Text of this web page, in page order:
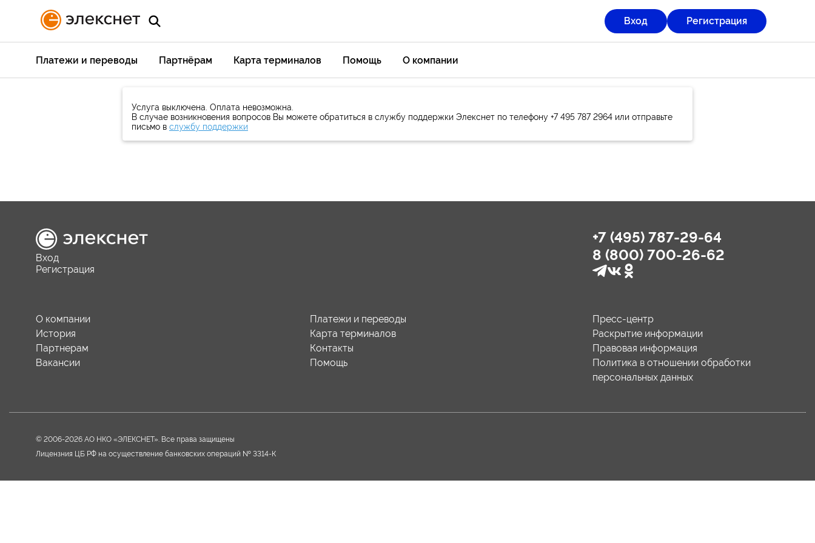
Вход Регистрация
Платежи и переводы Партнёрам Карта терминалов Помощь О компании
Услуга выключена. Оплата невозможна.
В случае возникновения вопросов Вы можете обратиться в службу поддержки Элекснет по телефону +7 495 787 2964 или отправьте
письмо в службу поддержки
Вход
Регистрация
О компании
История
Партнерам
Вакансии
Платежи и переводы
Карта терминалов
Контакты
Помощь
Пресс-центр
Раскрытие информации
Правовая информация
Политика в отношении обработки
персональных данных
+7 (495) 787-29-64
8 (800) 700-26-62
© 2006-2026 АО НКО «ЭЛЕКСНЕТ». Все права защищены
Лицензния ЦБ РФ на осуществление банковских операций № 3314-К